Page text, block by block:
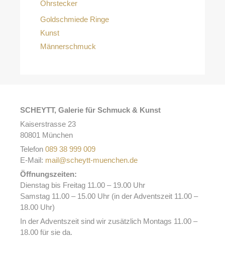
Ohrstecker
Goldschmiede Ringe
Kunst
Männerschmuck
SCHEYTT, Galerie für Schmuck & Kunst
Kaiserstrasse 23
80801 München
Telefon 089 38 999 009
E-Mail: mail@scheytt-muenchen.de
Öffnungszeiten:
Dienstag bis Freitag 11.00 – 19.00 Uhr
Samstag 11.00 – 15.00 Uhr (in der Adventszeit 11.00 –
18.00 Uhr)
In der Adventszeit sind wir zusätzlich Montags 11.00 –
18.00 für sie da.